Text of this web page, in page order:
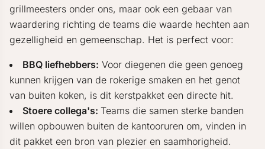
grillmeesters onder ons, maar ook een gebaar van
waardering richting de teams die waarde hechten aan
gezelligheid en gemeenschap. Het is perfect voor:
BBQ liefhebbers: Voor diegenen die geen genoeg
kunnen krijgen van de rokerige smaken en het genot
van buiten koken, is dit kerstpakket een directe hit.
Stoere collega's: Teams die samen sterke banden
willen opbouwen buiten de kantooruren om, vinden in
dit pakket een bron van plezier en saamhorigheid.